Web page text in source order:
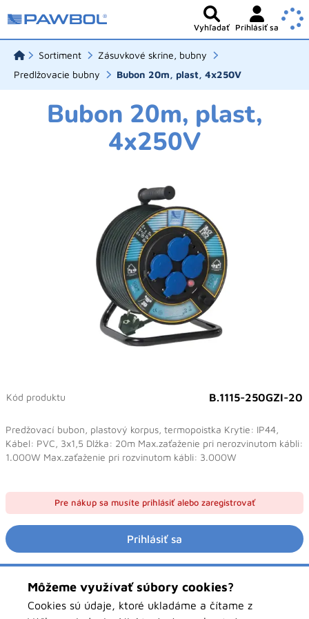
Vyhľadať Prihlásiť sa
Sortiment
Zásuvkové skrine, bubny
Predlžovacie bubny
Bubon 20m, plast, 4x250V
Bubon 20m, plast,
4x250V
Kód produktu B.1115-250GZI-20
Predžovací bubon, plastový korpus, termopoistka Krytie: IP44,
Kábel: PVC, 3x1,5 Dlžka: 20m Max.zaťaženie pri nerozvinutom kábli:
1.000W Max.zaťaženie pri rozvinutom kábli: 3.000W
Pre nákup sa musíte prihlásiť alebo zaregistrovať
Prihlásiť sa
Popis
Môžeme využívať súbory cookies?
Cookies sú údaje, ktoré ukladáme a čítame z